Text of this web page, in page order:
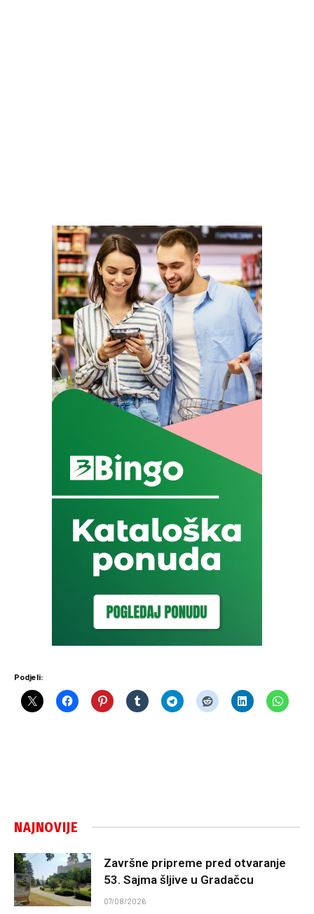
Podjeli:
NAJNOVIJE
Završne pripreme pred otvaranje
53. Sajma šljive u Gradačcu
07/08/2026